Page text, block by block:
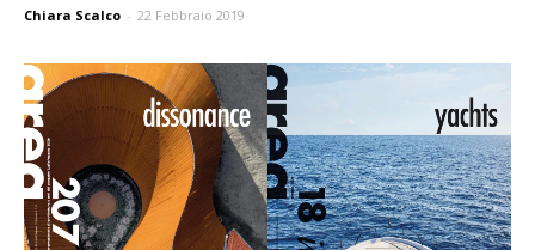
Chiara Scalco - 22 Febbraio 2019